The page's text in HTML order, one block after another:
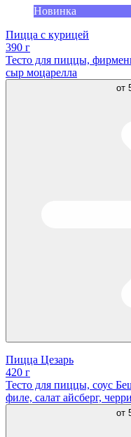
Новинка
Пицца с курицей
390 г
Тесто для пиццы,
сыр моцарелла
от
Пицца Цезарь
420 г
Тесто для пиццы, соус
филе, салат айсберг,
от